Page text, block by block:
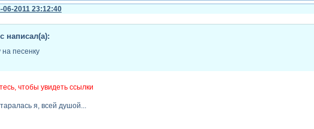
06-2011 23:12:40
написал(а):
на песенку
чтобы увидеть ссылки
я, всей душой...